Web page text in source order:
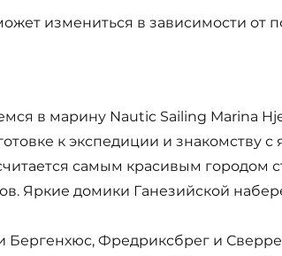
измениться в зависимости от
в марину Nautic Sailing Marina
к экспедиции и знакомству с
самым красивым городом
Яркие домики Ганезийской
Фредриксбрег и